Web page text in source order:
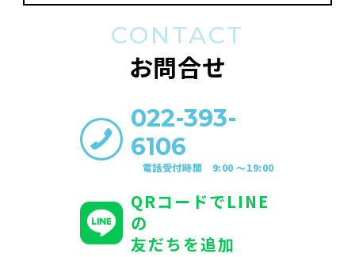
CONTACT
お問合せ
022-393-
6106
電話受付時間 9:00 〜19:00
QRコードでLINE
の
友だちを追加